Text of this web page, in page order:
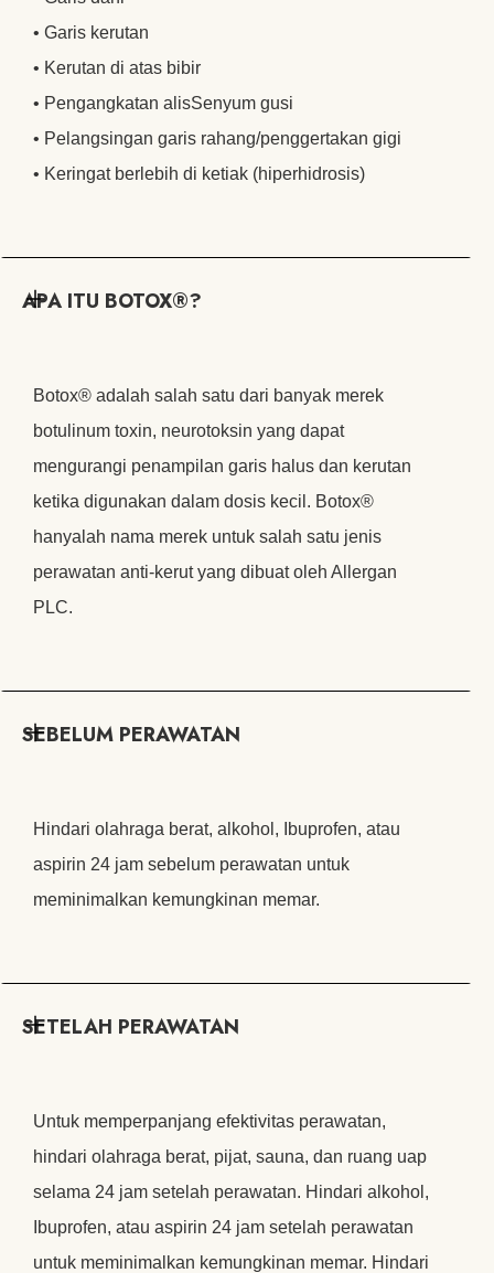
• Garis kerutan
• Kerutan di atas bibir
• Pengangkatan alisSenyum gusi
• Pelangsingan garis rahang/penggertakan gigi
• Keringat berlebih di ketiak (hiperhidrosis)
APA ITU BOTOX®?
Botox® adalah salah satu dari banyak merek
botulinum toxin, neurotoksin yang dapat
mengurangi penampilan garis halus dan kerutan
ketika digunakan dalam dosis kecil. Botox®
hanyalah nama merek untuk salah satu jenis
perawatan anti-kerut yang dibuat oleh Allergan
PLC.
SEBELUM PERAWATAN
Hindari olahraga berat, alkohol, Ibuprofen, atau
aspirin 24 jam sebelum perawatan untuk
meminimalkan kemungkinan memar.
SETELAH PERAWATAN
Untuk memperpanjang efektivitas perawatan,
hindari olahraga berat, pijat, sauna, dan ruang uap
selama 24 jam setelah perawatan. Hindari alkohol,
Ibuprofen, atau aspirin 24 jam setelah perawatan
untuk meminimalkan kemungkinan memar. Hindari